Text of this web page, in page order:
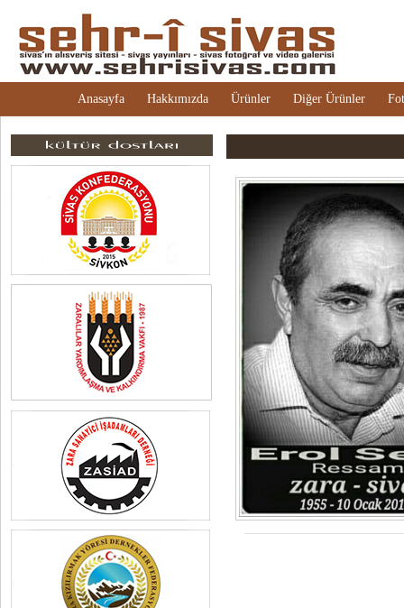
Anasayfa Hakkımızda Ürünler Diğer Ürünler